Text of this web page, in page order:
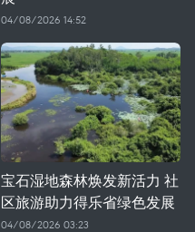
04/08/2026 14:52
宝石湿地森林焕发新活力 社
区旅游助力得乐省绿色发展
04/08/2026 03:23